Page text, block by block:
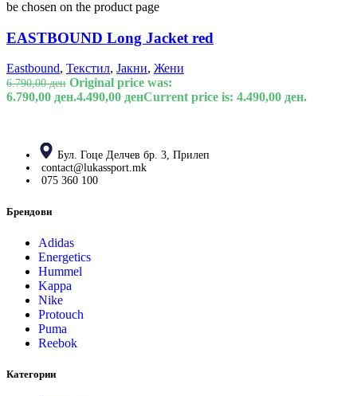
be chosen on the product page
EASTBOUND Long Jacket red
Eastbound, Текстил, Јакни, Жени
6.790,00ден Original price was:
6.790,00 ден.4.490,00 денCurrent price is: 4.490,00 ден.
Бул. Гоце Делчев бр. 3, Прилеп
contact@lukassport.mk
075 360 100
Брендови
Adidas
Energetics
Hummel
Kappa
Nike
Protouch
Puma
Reebok
Категории